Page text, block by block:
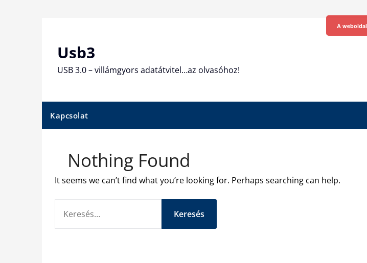
Usb3
USB 3.0 – villámgyors adatátvitel…az olvasóhoz!
Kapcsolat
Nothing Found
It seems we can’t find what you’re looking for. Perhaps searching can help.
A